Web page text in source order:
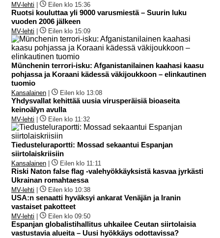
MV-lehti Eilen klo 15:36
Ruotsi kouluttaa yli 9000 varusmiestä – Suurin luku
vuoden 2006 jälkeen
MV-lehti Eilen klo 15:09
Münchenin terrori-isku: Afganistanilainen kaahasi kaasu
pohjassa ja Koraani kädessä väkijoukkoon – elinkautinen
tuomio
Kansalainen Eilen klo 13:08
Yhdysvallat kehittää uusia virusperäisiä bioaseita
keinoälyn avulla
MV-lehti Eilen klo 11:32
Tiedusteluraportti: Mossad sekaantui Espanjan
siirtolaiskriisiin
Kansalainen Eilen klo 11:11
Riski Naton false flag -valehyökkäyksistä kasvaa jyrkästi
Ukrainan romahtaessa
MV-lehti Eilen klo 10:38
USA:n senaatti hyväksyi ankarat Venäjän ja Iranin
vastaiset pakotteet
MV-lehti Eilen klo 09:50
Espanjan globalistihallitus uhkailee Ceutan siirtolaisia
vastustavia alueita – Uusi hyökkäys odottavissa?